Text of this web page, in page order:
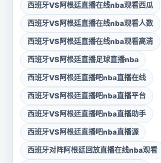
西班牙VS阿根廷直播在线nba观看西瓜
西班牙VS阿根廷直播在线nba观看人数
西班牙VS阿根廷直播在线nba观看高清
西班牙VS阿根廷直播足球直播nba
西班牙VS阿根廷直播吧nba直播在线
西班牙VS阿根廷直播吧nba直播平台
西班牙VS阿根廷直播吧nba直播助手
西班牙VS阿根廷直播吧nba直播源
西班牙对阵阿根廷回放直播在线nba观看